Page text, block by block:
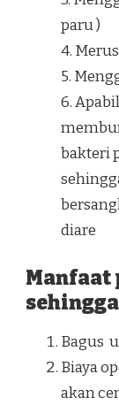
paru )
4.
5.
6.
bakteri
diare
Manfaat
Bagus
Biaya
akan